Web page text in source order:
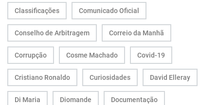
Classificações Comunicado Oficial
Conselho de Arbitragem Correio da Manhã
Corrupção Cosme Machado Covid-19
Cristiano Ronaldo Curiosidades David Elleray
Di Maria Diomande Documentação